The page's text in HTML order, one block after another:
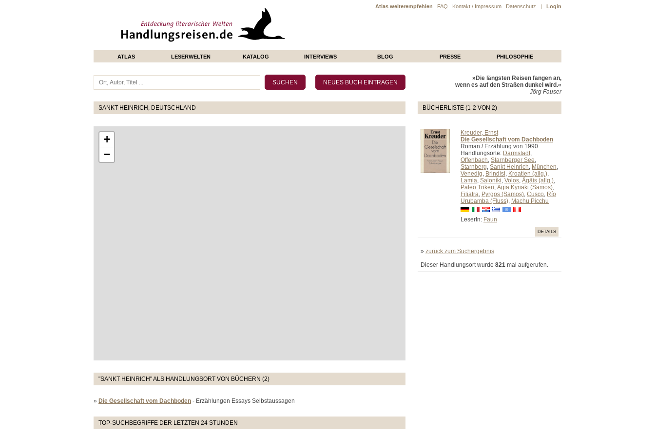
Atlas weiterempfehlen FAQ Kontakt / Impressum Datenschutz | Login
ATLAS LESERWELTEN KATALOG INTERVIEWS BLOG PRESSE PHILOSOPHIE
SANKT HEINRICH, DEUTSCHLAND
+
−
"SANKT HEINRICH" ALS HANDLUNGSORT VON BÜCHERN (2)
» Die Gesellschaft vom Dachboden - Erzählungen Essays Selbstaussagen
TOP-SUCHBEGRIFFE DER LETZTEN 24 STUNDEN
»Die längsten Reisen fangen an,
wenn es auf den Straßen dunkel wird.«
Jörg Fauser
BÜCHERLISTE (1-2 VON 2)
Kreuder, Ernst
Die Gesellschaft vom Dachboden
Roman / Erzählung von 1990
Handlungsorte: Darmstadt,
Offenbach, Starnberger See,
Starnberg, Sankt Heinrich, München,
Venedig, Brindisi, Kroatien (allg.),
Lamia, Saloníki, Volos, Ägäis (allg.),
Paleo Trikeri, Agia Kyriaki (Samos),
Filiatra, Pyrgos (Samos), Cusco, Río
Urubamba (Fluss), Machu Picchu
LeserIn: Faun
DETAILS
» zurück zum Suchergebnis
Dieser Handlungsort wurde 821 mal aufgerufen.